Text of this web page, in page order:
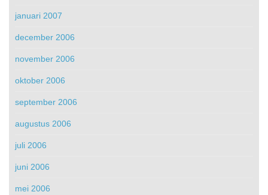
januari 2007
december 2006
november 2006
oktober 2006
september 2006
augustus 2006
juli 2006
juni 2006
mei 2006